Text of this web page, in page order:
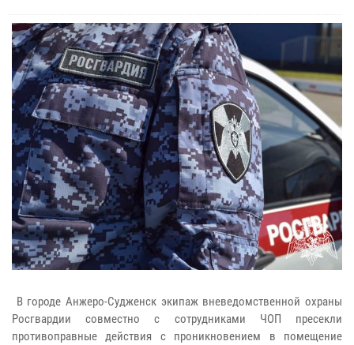
В городе Анжеро-Судженск экипаж вневедомственной охраны
Росгвардии совместно с сотрудниками ЧОП пресекли
противоправные действия с проникновением в помещение